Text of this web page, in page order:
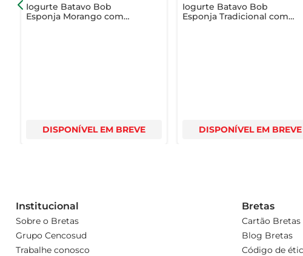
Iogurte Batavo Bob
Esponja Morango com
DISPONÍVEL EM BREVE
Iogurte Batavo Bob
Esponja Tradicional com
DISPONÍVEL EM BREVE
Institucional
Sobre o Bretas
Grupo Cencosud
Trabalhe conosco
Bretas
Cartão Bretas
Blog Bretas
Código de